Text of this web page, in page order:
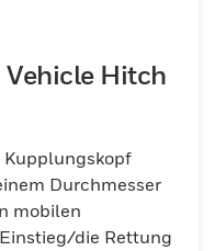
Hitch
Durchmesser
mobilen
die Rettung